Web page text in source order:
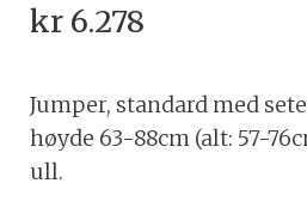
kr6.278
Jumper, standard med
høyde 63-88cm (alt: 57-
ull.